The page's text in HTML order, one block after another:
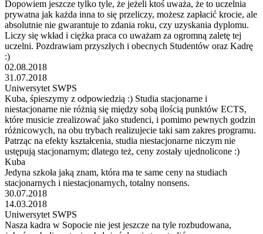
Dopowiem jeszcze tylko tyle, że jeżeli ktoś uważa, że to uczelnia
prywatna jak każda inna to się przeliczy, możesz zapłacić krocie, ale
absolutnie nie gwarantuje to zdania roku, czy uzyskania dyplomu.
Liczy się wkład i ciężka praca co uważam za ogromną zaletę tej
uczelni. Pozdrawiam przyszłych i obecnych Studentów oraz Kadrę
:)
02.08.2018
31.07.2018
Uniwersytet SWPS
Kuba, śpieszymy z odpowiedzią :) Studia stacjonarne i
niestacjonarne nie różnią się między sobą ilością punktów ECTS,
które musicie zrealizować jako studenci, i pomimo pewnych godzin
różnicowych, na obu trybach realizujecie taki sam zakres programu.
Patrząc na efekty kształcenia, studia niestacjonarne niczym nie
ustępują stacjonarnym; dlatego też, ceny zostały ujednolicone :)
Kuba
Jedyna szkoła jaką znam, która ma te same ceny na studiach
stacjonarnych i niestacjonarnych, totalny nonsens.
30.07.2018
14.03.2018
Uniwersytet SWPS
Nasza kadra w Sopocie nie jest jeszcze na tyle rozbudowana,